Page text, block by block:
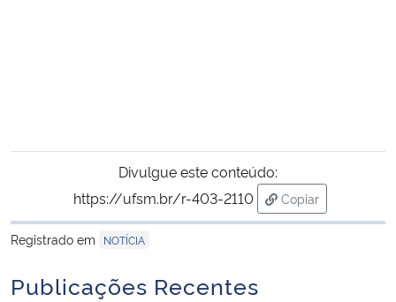
Divulgue este conteúdo:
https://ufsm.br/r-403-2110
Copiar
para área de
Registrado em
NOTÍCIA
Publicações Recentes